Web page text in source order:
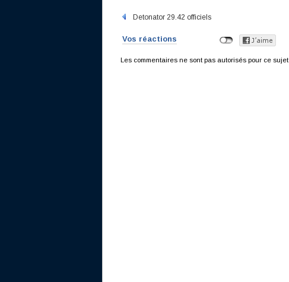
Detonator 29.42 officiels
Vos réactions
Les commentaires ne sont pas autorisés pour ce sujet